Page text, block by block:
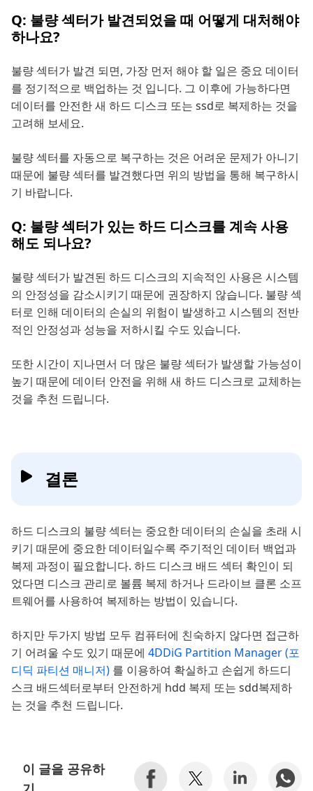
Q: 불량 섹터가 발견되었을 때 어떻게 대처해야
하나요?
불량 섹터가 발견 되면, 가장 먼저 해야 할 일은 중요 데이터
를 정기적으로 백업하는 것 입니다. 그 이후에 가능하다면
데이터를 안전한 새 하드 디스크 또는 ssd로 복제하는 것을
고려해 보세요.
불량 섹터를 자동으로 복구하는 것은 어려운 문제가 아니기
때문에 불량 섹터를 발견했다면 위의 방법을 통해 복구하시
기 바랍니다.
Q: 불량 섹터가 있는 하드 디스크를 계속 사용
해도 되나요?
불량 섹터가 발견된 하드 디스크의 지속적인 사용은 시스템
의 안정성을 감소시키기 때문에 권장하지 않습니다. 불량 섹
터로 인해 데이터의 손실의 위험이 발생하고 시스템의 전반
적인 안정성과 성능을 저하시킬 수도 있습니다.
또한 시간이 지나면서 더 많은 불량 섹터가 발생할 가능성이
높기 때문에 데이터 안전을 위해 새 하드 디스크로 교체하는
것을 추천 드립니다.
결론
하드 디스크의 불량 섹터는 중요한 데이터의 손실을 초래 시
키기 때문에 중요한 데이터일수록 주기적인 데이터 백업과
복제 과정이 필요합니다. 하드 디스크 배드 섹터 확인이 되
었다면 디스크 관리로 볼륨 복제 하거나 드라이브 클론 소프
트웨어를 사용하여 복제하는 방법이 있습니다.
하지만 두가지 방법 모두 컴퓨터에 친숙하지 않다면 접근하
기 어려울 수도 있기 때문에 4DDiG Partition Manager (포
디딕 파티션 매니저) 를 이용하여 확실하고 손쉽게 하드디
스크 배드섹터로부터 안전하게 hdd 복제 또는 sdd복제하
는 것을 추천 드립니다.
이 글을 공유하